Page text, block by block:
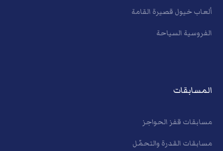
ألعاب خيول قصيرة القامة
الفروسية السياحة
المسابقات
مسابقات قفز الحواجز
مسابقات القدرة والتحمّل